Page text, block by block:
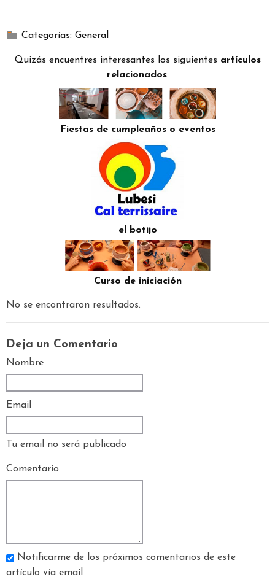
Categorías: General
Quizás encuentres interesantes los siguientes artículos
relacionados:
Fiestas de cumpleaños o eventos
el botijo
Curso de iniciación
No se encontraron resultados.
Deja un Comentario
Nombre
Email
Tu email no será publicado
Comentario
Notificarme de los próximos comentarios de este
artículo vía email